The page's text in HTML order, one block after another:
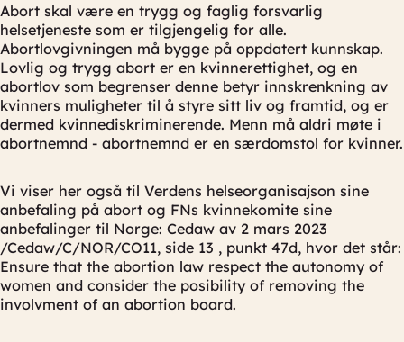
Abort skal være en trygg og faglig forsvarlig
helsetjeneste som er tilgjengelig for alle.
Abortlovgivningen må bygge på oppdatert kunnskap.
Lovlig og trygg abort er en kvinnerettighet, og en
abortlov som begrenser denne betyr innskrenkning av
kvinners muligheter til å styre sitt liv og framtid, og er
dermed kvinnediskriminerende. Menn må aldri møte i
abortnemnd - abortnemnd er en særdomstol for kvinner.
Vi viser her også til Verdens helseorganisajson sine
anbefaling på abort og FNs kvinnekomite sine
anbefalinger til Norge: Cedaw av 2 mars 2023
/Cedaw/C/NOR/CO11, side 13 , punkt 47d, hvor det står:
Ensure that the abortion law respect the autonomy of
women and consider the posibility of removing the
involvment of an abortion board.